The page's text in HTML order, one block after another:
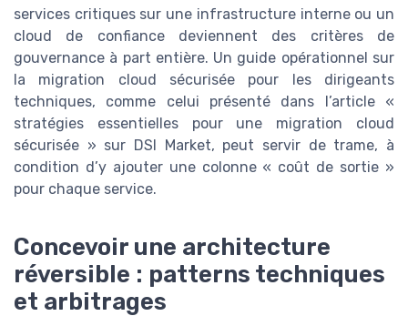
services critiques sur une infrastructure interne ou un
cloud de confiance deviennent des critères de
gouvernance à part entière. Un guide opérationnel sur
la migration cloud sécurisée pour les dirigeants
techniques, comme celui présenté dans l’article «
stratégies essentielles pour une migration cloud
sécurisée » sur DSI Market, peut servir de trame, à
condition d’y ajouter une colonne « coût de sortie »
pour chaque service.
Concevoir une architecture
réversible : patterns techniques
et arbitrages